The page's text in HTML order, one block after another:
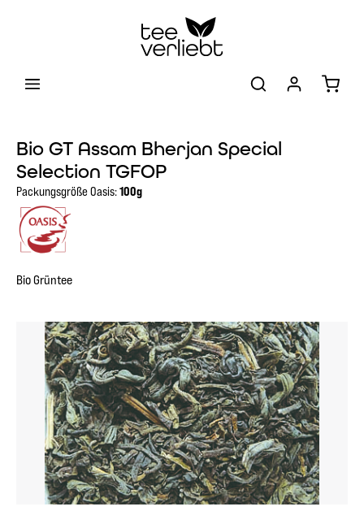
Bio GT Assam Bherjan Special
Selection TGFOP
Packungsgröße Oasis:100g
Bio Grüntee
Bildergalerie überspringen